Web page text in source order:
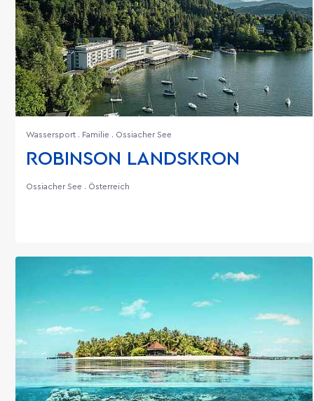
Wassersport . Familie . Ossiacher See
ROBINSON LANDSKRON
Ossiacher See . Österreich